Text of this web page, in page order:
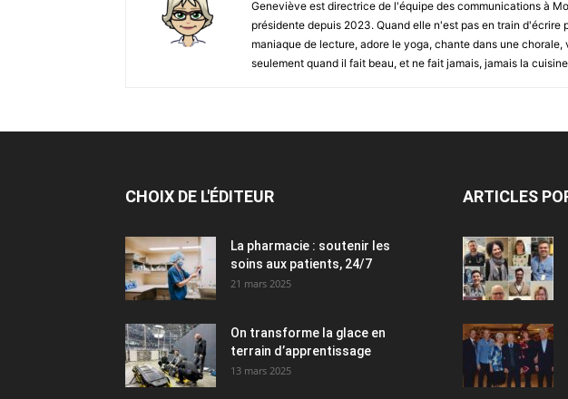
Geneviève est directrice de l'équipe des communications à
présidente depuis 2023. Quand elle n'est pas en train d'écrire
maniaque de lecture, adore le yoga, chante dans une
seulement quand il fait beau, et ne fait jamais, jamais la
CHOIX DE L'ÉDITEUR
La pharmacie : soutenir les
soins aux patients, 24/7
21 mars 2025
On transforme la glace en
terrain d’apprentissage
13 mars 2025
ARTICLES